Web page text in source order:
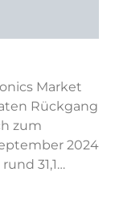
Market
Rückgang
zum
2024
31,1…